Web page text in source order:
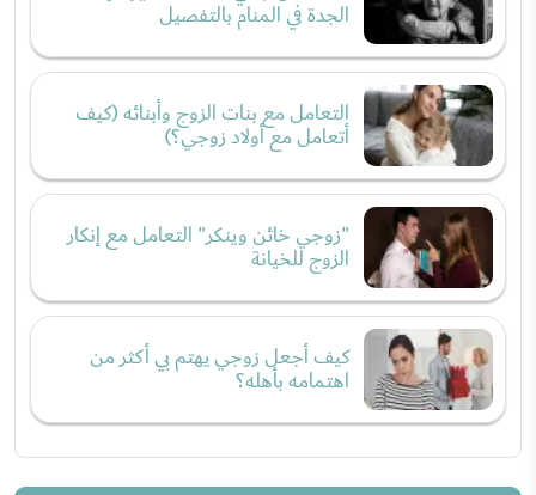
الجدة في المنام بالتفصيل
التعامل مع بنات الزوج وأبنائه (كيف
أتعامل مع أولاد زوجي؟)
"زوجي خائن وينكر" التعامل مع إنكار
الزوج للخيانة
كيف أجعل زوجي يهتم بي أكثر من
اهتمامه بأهله؟